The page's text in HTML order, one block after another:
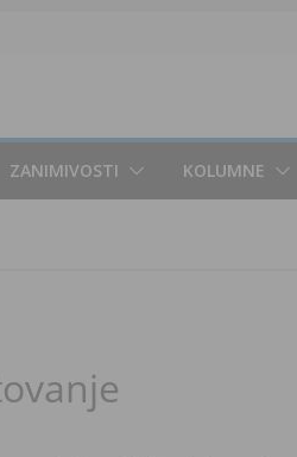
ZANIMIVOSTI KOLUMNE